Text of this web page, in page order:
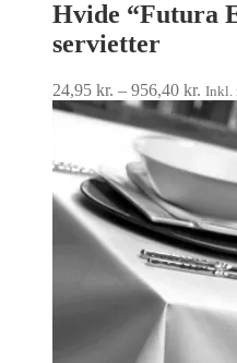
Hvide “Futura
servietter
24,95 kr. – 956,40 kr.
til
Inkl.